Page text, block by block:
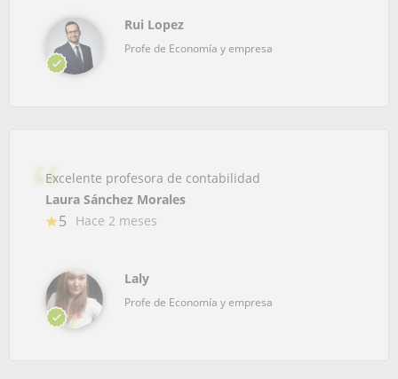
Rui Lopez
Profe de Economía y empresa
Excelente profesora de contabilidad
Laura Sánchez Morales
5 Hace 2 meses
Laly
Profe de Economía y empresa